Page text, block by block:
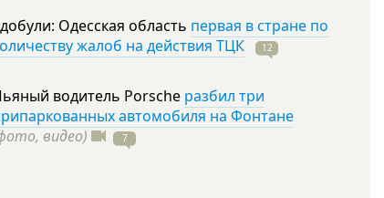
Одесская область первая в стране по
жалоб на действия ТЦК
12
водитель Porsche разбил три
автомобиля на Фонтане
видео)
7